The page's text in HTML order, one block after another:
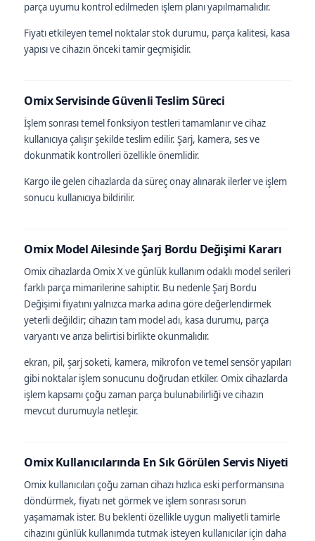
parça uyumu kontrol edilmeden işlem planı yapılmamalıdır.
Fiyatı etkileyen temel noktalar stok durumu, parça kalitesi, kasa
yapısı ve cihazın önceki tamir geçmişidir.
Omix Servisinde Güvenli Teslim Süreci
İşlem sonrası temel fonksiyon testleri tamamlanır ve cihaz
kullanıcıya çalışır şekilde teslim edilir. Şarj, kamera, ses ve
dokunmatik kontrolleri özellikle önemlidir.
Kargo ile gelen cihazlarda da süreç onay alınarak ilerler ve işlem
sonucu kullanıcıya bildirilir.
Omix Model Ailesinde Şarj Bordu Değişimi Kararı
Omix cihazlarda Omix X ve günlük kullanım odaklı model serileri
farklı parça mimarilerine sahiptir. Bu nedenle Şarj Bordu
Değişimi fiyatını yalnızca marka adına göre değerlendirmek
yeterli değildir; cihazın tam model adı, kasa durumu, parça
varyantı ve arıza belirtisi birlikte okunmalıdır.
ekran, pil, şarj soketi, kamera, mikrofon ve temel sensör yapıları
gibi noktalar işlem sonucunu doğrudan etkiler. Omix cihazlarda
işlem kapsamı çoğu zaman parça bulunabilirliği ve cihazın
mevcut durumuyla netleşir.
Omix Kullanıcılarında En Sık Görülen Servis Niyeti
Omix kullanıcıları çoğu zaman cihazı hızlıca eski performansına
döndürmek, fiyatı net görmek ve işlem sonrası sorun
yaşamamak ister. Bu beklenti özellikle uygun maliyetli tamirle
cihazını günlük kullanımda tutmak isteyen kullanıcılar için daha